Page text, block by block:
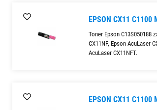
EPSON CX11 C1100
Toner Epson C13S050188
CX11NF, Epson AcuLaser
AcuLaser CX11NFT.
EPSON CX11 C1100